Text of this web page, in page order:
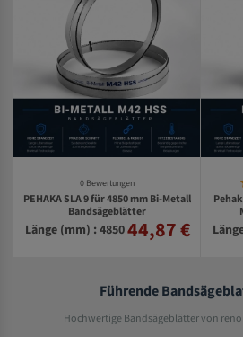
0 Bewertungen
PEHAKA SLA 9 für 4850 mm Bi-Metall
Bandsägeblätter
Länge (mm) : 485044,87 €
Führende
Hochwertige Bandsägeblätter von